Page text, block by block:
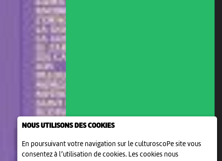
NOUS UTILISONS DES COOKIES
En poursuivant votre navigation sur le culturoscoPe site vous
consentez à l’utilisation de cookies. Les cookies nous